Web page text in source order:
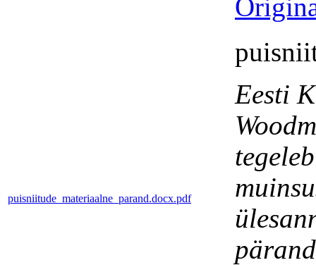
puisniitude_materiaalne_parand.docx.pdf
Eesti